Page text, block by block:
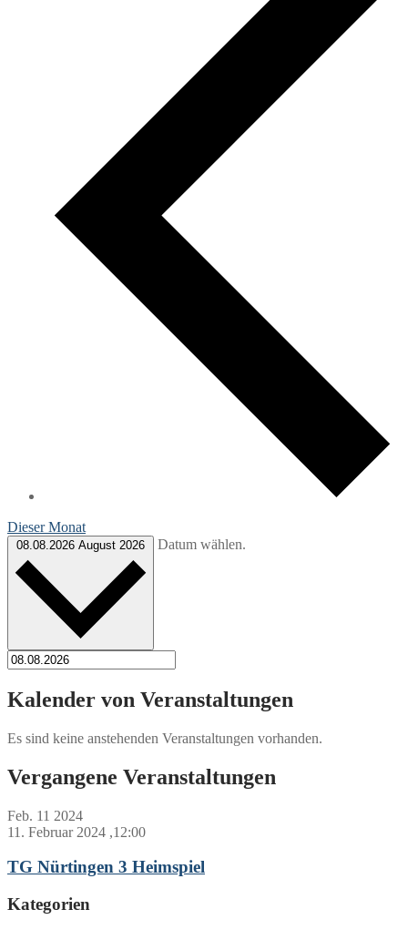
Dieser Monat
08.08.2026 August 2026 Datum wählen.
Kalender von Veranstaltungen
Es sind keine anstehenden Veranstaltungen vorhanden.
Vergangene Veranstaltungen
Feb. 11 2024
11. Februar 2024 ,12:00
TG Nürtingen 3 Heimspiel
Kategorien